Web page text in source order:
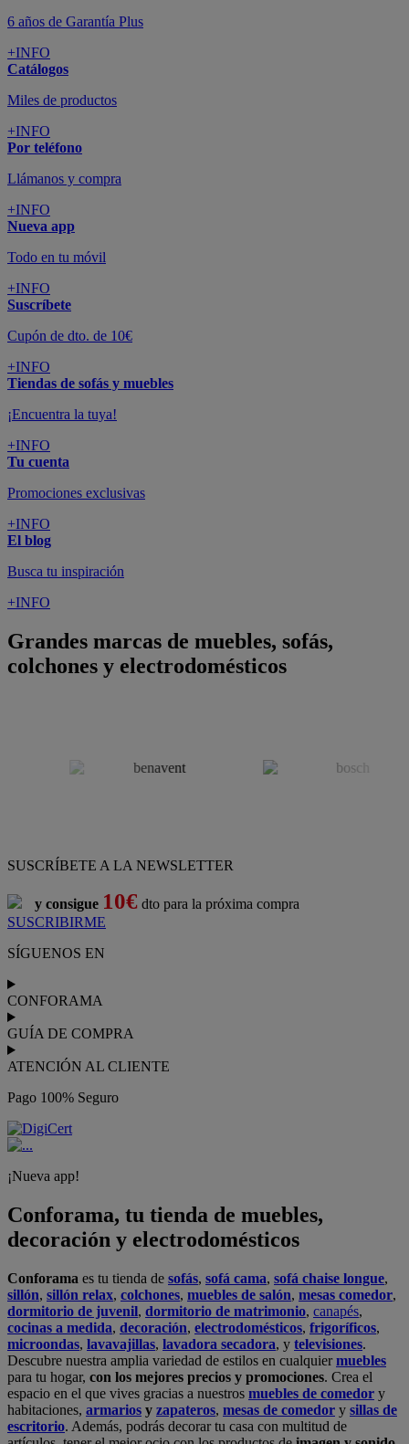
6 años de Garantía Plus
+INFO
Catálogos
Miles de productos
+INFO
Por teléfono
Llámanos y compra
+INFO
Nueva app
Todo en tu móvil
+INFO
Suscríbete
Cupón de dto. de 10€
+INFO
Tiendas de sofás y muebles
¡Encuentra la tuya!
+INFO
Tu cuenta
Promociones exclusivas
+INFO
El blog
Busca tu inspiración
+INFO
Grandes marcas de muebles, sofás,
colchones y electrodomésticos
SUSCRÍBETE A LA NEWSLETTER
y consigue 10€ dto para la próxima compra
SUSCRIBIRME
SÍGUENOS EN
CONFORAMA
GUÍA DE COMPRA
ATENCIÓN AL CLIENTE
Pago 100% Seguro
¡Nueva app!
Conforama, tu tienda de muebles,
decoración y electrodomésticos
Conforama es tu tienda de sofás, sofá cama, sofá chaise longue,
sillón, sillón relax, colchones, muebles de salón, mesas comedor,
dormitorio de juvenil, dormitorio de matrimonio, canapés,
cocinas a medida, decoración, electrodomésticos, frigoríficos,
microondas, lavavajillas, lavadora secadora, y televisiones.
Descubre nuestra amplia variedad de estilos en cualquiermuebles
para tu hogar, con los mejores precios y promociones. Crea el
espacio en el que vives gracias a nuestros muebles de comedor y
habitaciones, armarios y zapateros, mesas de comedor y sillas de
escritorio. Además, podrás decorar tu casa con multitud de